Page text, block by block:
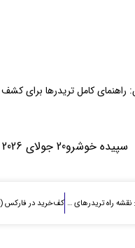
کامل تریدرها برای کشف
سپیده خوشرو20 جولای 2026
الگوهای نموداری: نقشه راه تریدرهای حرفه‌ای در دل نوسانات بازار